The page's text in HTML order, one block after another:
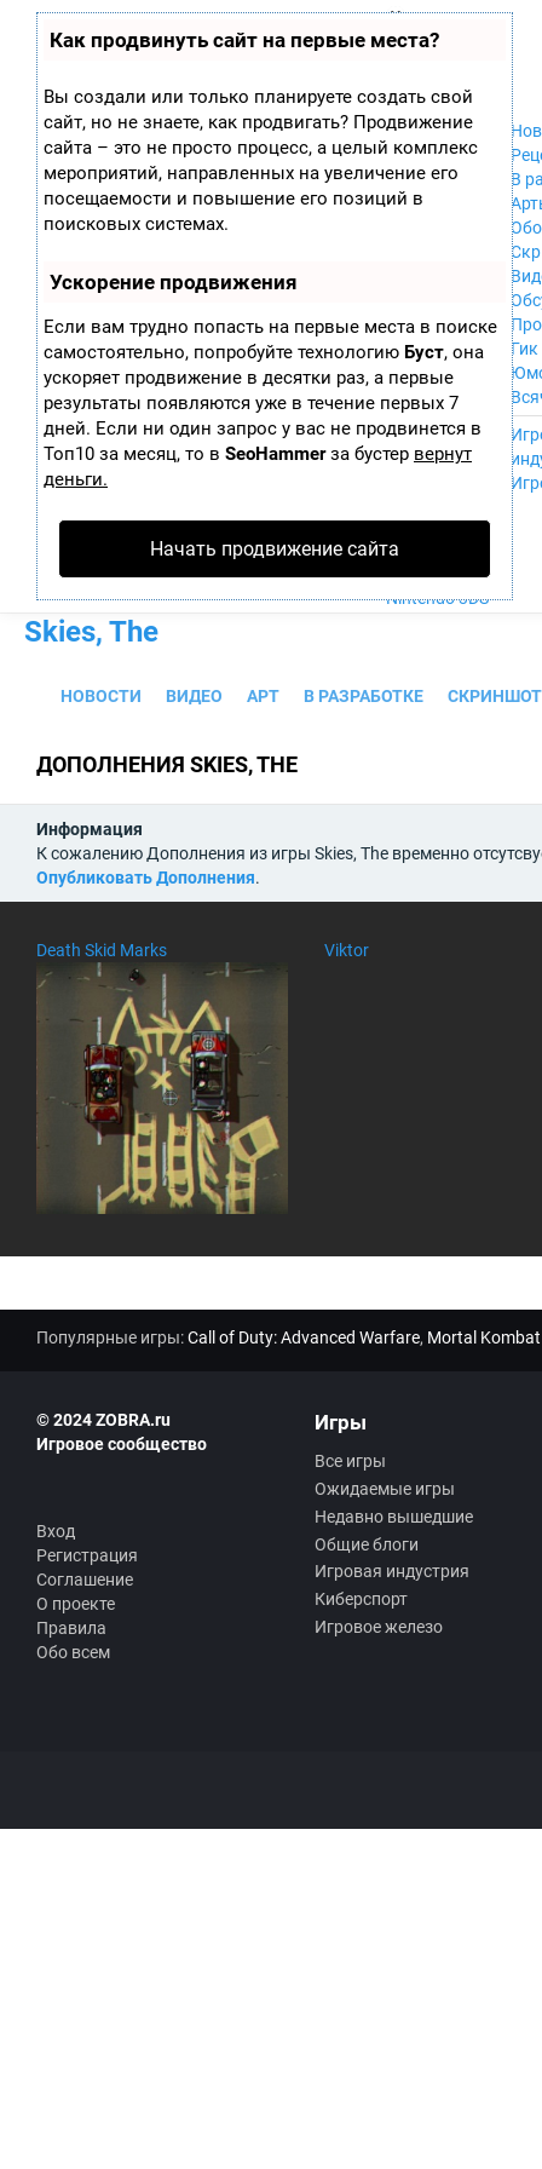
Как продвинуть сайт на первые места?
Вы создали или только планируете создать свой
сайт, но не знаете, как продвигать? Продвижение
сайта – это не просто процесс, а целый комплекс
мероприятий, направленных на увеличение его
посещаемости и повышение его позиций в
поисковых системах.
Ускорение продвижения
Если вам трудно попасть на первые места в поиске
самостоятельно, попробуйте технологию Буст, она
ускоряет продвижение в десятки раз, а первые
результаты появляются уже в течение первых 7
дней. Если ни один запрос у вас не продвинется в
Топ10 за месяц, то в SeoHammerза бустер вернут
деньги.
Начать продвижение сайта
играх
П
ла
ф
ор
м
ы
Xbox 360
Xbox
GameCube
PS2
PS3
Android
iPhone, iPod,
iPad
MacOS
Sega Mega Drive
NES
Wii U
PS4
Xbox One
Nintendo 3DS
В
Гик
Skies, The
НОВОСТИ ВИДЕО АРТ В РАЗРАБОТКЕ
ДОПОЛНЕНИЯ SKIES, THE
Информация
К сожалению Дополнения из игры Skies, The временно
Опубликовать Дополнения.
Death Skid Marks Viktor
Популярные игры:Call of Duty: Advanced Warfare, Mortal
© 2024 ZOBRA.ru
Игровое сообщество
Вход
Регистрация
Соглашение
О проекте
Правила
Обо всем
Игры
Все игры
Ожидаемые игры
Недавно вышедшие
Общие блоги
Игровая индустрия
Киберспорт
Игровое железо